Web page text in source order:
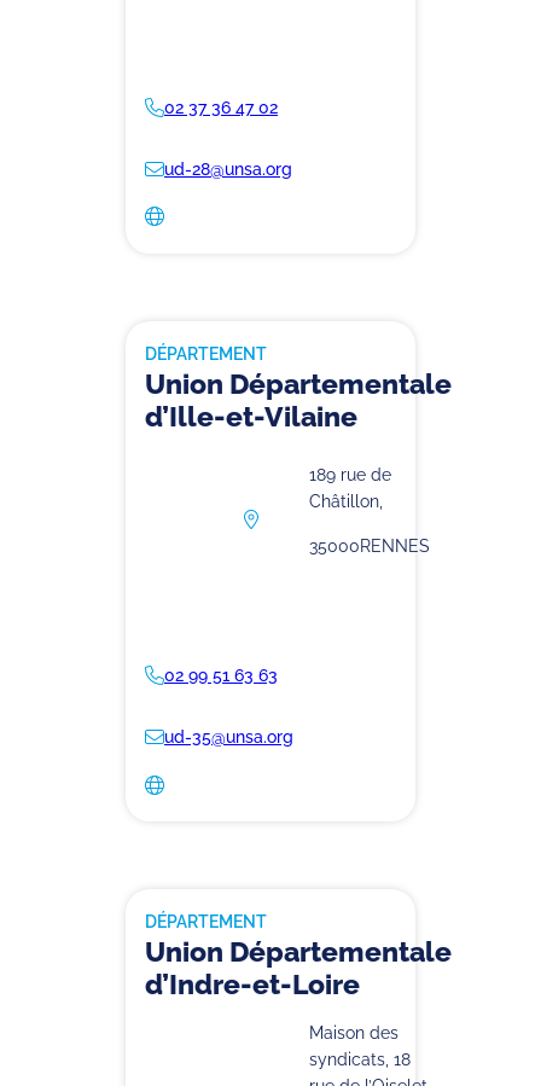
02 37 36 47 02
ud-28@unsa.org
DÉPARTEMENT
Union Départementale
d’Ille-et-Vilaine
189 rue de
Châtillon,
35000RENNES
02 99 51 63 63
ud-35@unsa.org
DÉPARTEMENT
Union Départementale
d’Indre-et-Loire
Maison des
syndicats, 18